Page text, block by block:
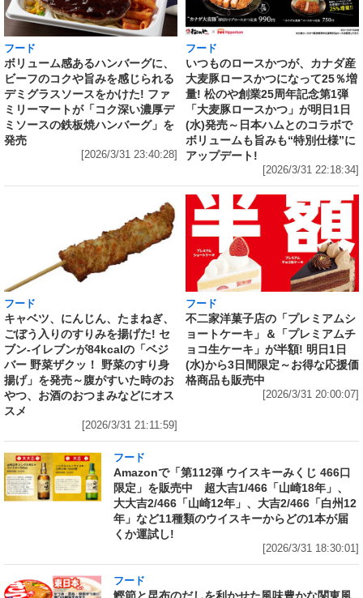
フード
ボリューム感あるハンバーグに、
ビーフのコクや旨みを感じられる
デミグラスソースをかけた! ファ
ミリーマートが「コク深い濃厚デ
ミソースの鉄板焼ハンバーグ」を
発売
[2026/3/31 23:40:28]
フード
いつものロースかつが、カナダ産
大麦豚ロースかつになって25％増
量! 松のや創業25周年記念第1弾
「大麦豚ロースかつ」が明日1日
(水)発売～日本ハムとのコラボで
ボリュームも旨みも“特別仕様”に
アップデート!
[2026/3/31 22:18:34]
フード
キャベツ、にんじん、たまねぎ、
ごぼう入りのすりみを揚げた! セ
ブン‐イレブンが84kcalの「ベジ
バー 野菜ザクッ！ 野菜のすり身
揚げ」を発売～腹がすいた時のお
やつ、お酒のおつまみなどにオス
スメ
[2026/3/31 21:11:59]
フード
不二家洋菓子店の「プレミアムシ
ョートケーキ」＆「プレミアムチ
ョコ生ケーキ」が半額! 明日1日
(水)から3日間限定～お得な応援価
格商品も販売中
[2026/3/31 20:00:07]
フード
Amazonで「第112弾 ウイスキーみくじ 466口
限定」を販売中 超大吉1/466「山崎18年」、
大大吉2/466「山崎12年」、大吉2/466「白州12
年」など11種類のウイスキーからどの1本が届
くか運試し!
[2026/3/31 18:30:01]
フード
鰹節と昆布のだしを利かせた風味豊かな関東風